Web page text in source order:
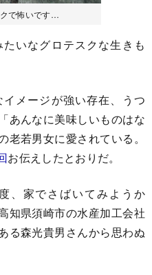
で怖いです…
たいなグロテスクな生きも
メージが強い存在、うつ
あんなに美味しいものはな
若男女に愛されている。
お伝えしたとおりだ。
、家でさばいてみようか
知県須崎市の水産加工会社
る森光貴男さんから思わぬ